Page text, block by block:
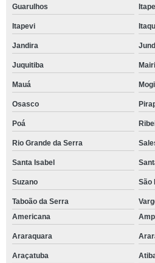
Guarulhos
Itapevi
Jandira
Juquitiba
Mauá
Osasco
Poá
Rio Grande da Serra
Santa Isabel
Suzano São
Taboão da Serra
Americana
Araraquara
Araçatuba